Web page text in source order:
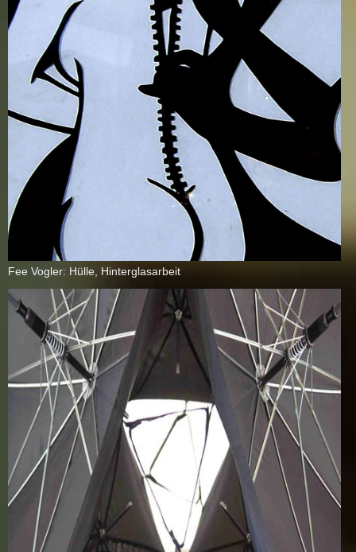
Fee Vog­ler: Hül­le, Hin­ter­glas­ar­beit